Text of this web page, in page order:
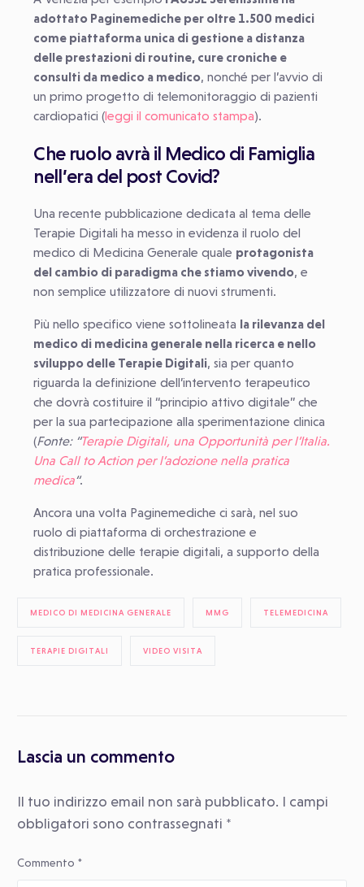
adottato Paginemediche per oltre 1.500 medici
come piattaforma unica di gestione a distanza
delle prestazioni di routine, cure croniche e
consulti da medico a medico, nonché per l’avvio di
un primo progetto di telemonitoraggio di pazienti
cardiopatici (leggi il comunicato stampa).
Che ruolo avrà il Medico di Famiglia
nell’era del post Covid?
Una recente pubblicazione dedicata al tema delle
Terapie Digitali ha messo in evidenza il ruolo del
medico di Medicina Generale quale protagonista
del cambio di paradigma che stiamo vivendo, e
non semplice utilizzatore di nuovi strumenti.
Più nello specifico viene sottolineata la rilevanza del
medico di medicina generale nella ricerca e nello
sviluppo delle Terapie Digitali, sia per quanto
riguarda la definizione dell’intervento terapeutico
che dovrà costituire il “principio attivo digitale” che
per la sua partecipazione alla sperimentazione clinica
(Fonte: “Terapie Digitali, una Opportunità per l’Italia.
Una Call to Action per l’adozione nella pratica
medica“.
Ancora una volta Paginemediche ci sarà, nel suo
ruolo di piattaforma di orchestrazione e
distribuzione delle terapie digitali, a supporto della
pratica professionale.
MEDICO DI MEDICINA GENERALE MMG TELEMEDICINA
TERAPIE DIGITALI VIDEO VISITA
Lascia un commento
Il tuo indirizzo email non sarà pubblicato. I campi
obbligatori sono contrassegnati *
Commento *